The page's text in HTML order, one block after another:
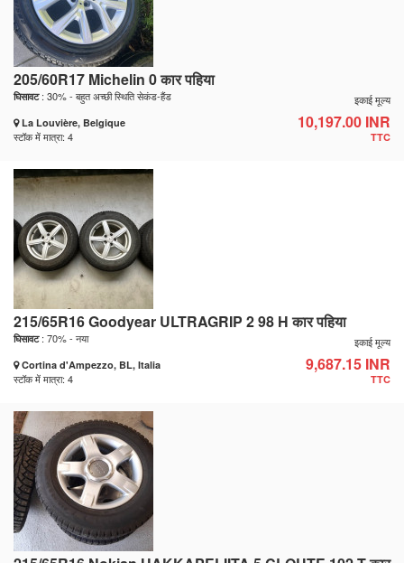
205/60R17 Michelin 0 कार पहिया
घिसावट: 30% - बहुत अच्छी स्थिति सेकंड-हैंड
La Louvière, Belgique
स्टॉक में मात्रा: 4
इकाई मूल्य
10,197.00 INR
TTC
215/65R16 Goodyear ULTRAGRIP 2 98 H कार पहिया
घिसावट: 70% - नया
Cortina d'Ampezzo, BL, Italia
स्टॉक में मात्रा: 4
इकाई मूल्य
9,687.15 INR
TTC